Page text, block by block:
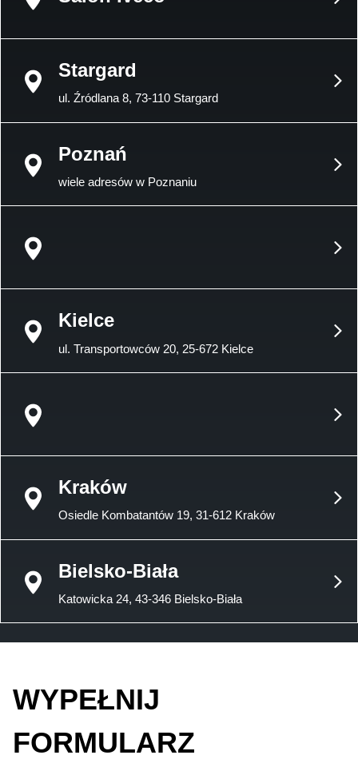
Stargard
ul. Źródlana 8, 73-110 Stargard
Poznań
wiele adresów w Poznaniu
Kielce
ul. Transportowców 20, 25-672 Kielce
Kraków
Osiedle Kombatantów 19, 31-612 Kraków
Bielsko-Biała
Katowicka 24, 43-346 Bielsko-Biała
WYPEŁNIJ
FORMULARZ